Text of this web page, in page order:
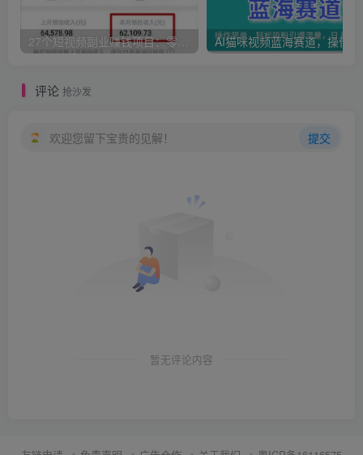
评论 抢沙发
欢迎您留下宝贵的见解！ 提交
暂无评论内容